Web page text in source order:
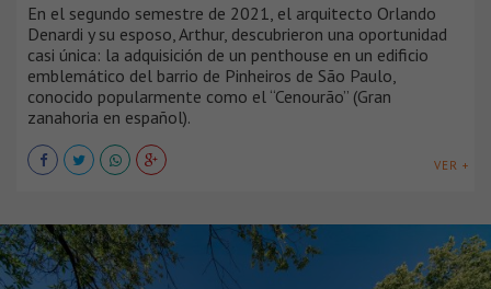
En el segundo semestre de 2021, el arquitecto Orlando
Denardi y su esposo, Arthur, descubrieron una oportunidad
casi única: la adquisición de un penthouse en un edificio
emblemático del barrio de Pinheiros de São Paulo,
conocido popularmente como el “Cenourão” (Gran
zanahoria en español).
VER +